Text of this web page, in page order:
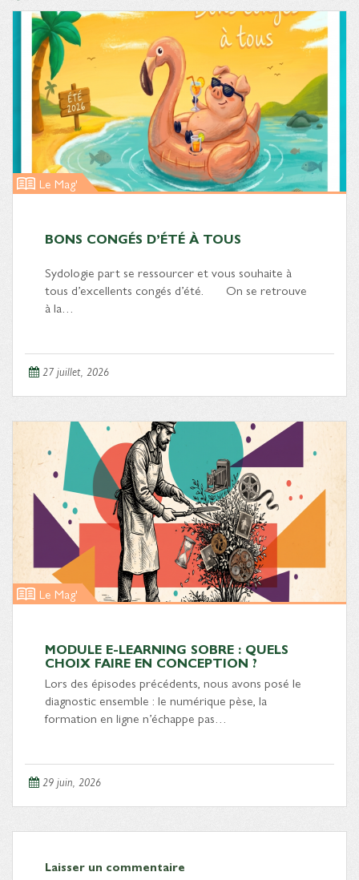
Le Mag'
BONS CONGÉS D’ÉTÉ À TOUS
Sydologie part se ressourcer et vous souhaite à
tous d’excellents congés d’été. On se retrouve
à la…
27 juillet, 2026
Le Mag'
MODULE E-LEARNING SOBRE : QUELS
CHOIX FAIRE EN CONCEPTION ?
Lors des épisodes précédents, nous avons posé le
diagnostic ensemble : le numérique pèse, la
formation en ligne n’échappe pas…
29 juin, 2026
Laisser un commentaire